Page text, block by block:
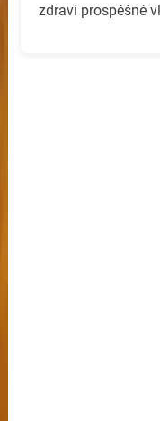
zdraví prospěšné